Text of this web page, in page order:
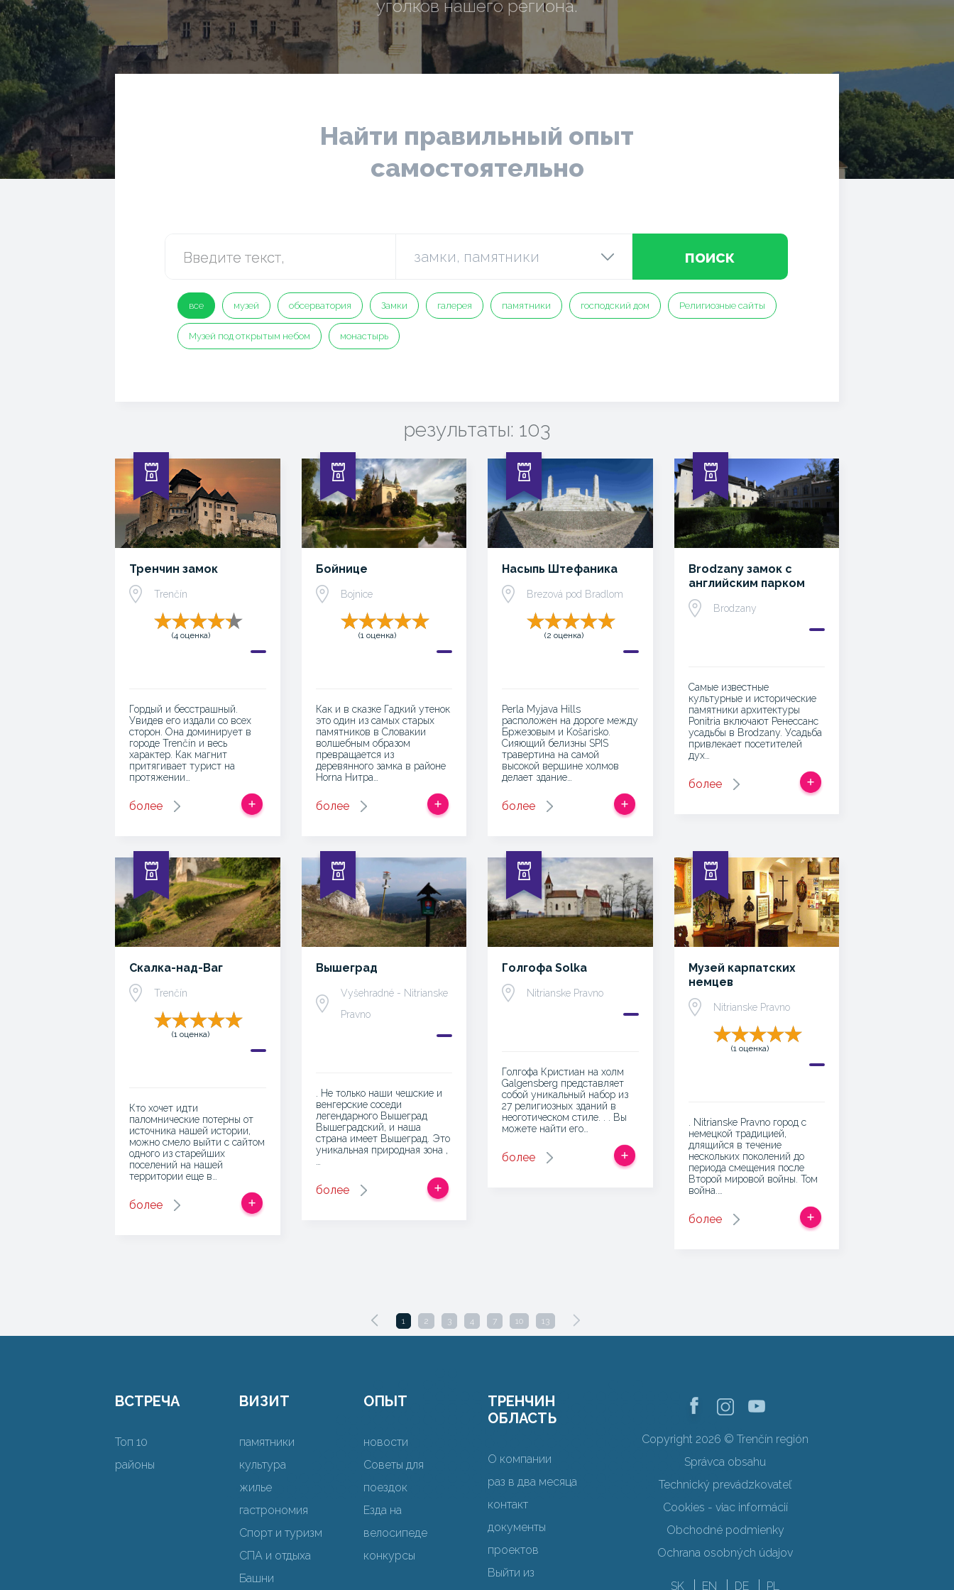
уголков нашего региона.
Найти правильный опыт
самостоятельно
поиск
все музей обсерватория Замки галерея памятники господский дом Религиозные сайты
Музей под открытым небом монастырь
результаты: 103
Тренчин замок
Trenčín
(4 оценка)
Гордый и бесстрашный.
Увидев его издали со всех
сторон. Она доминирует в
городе Trenčín и весь
характер. Как магнит
притягивает турист на
протяжении…
более
Бойнице
Bojnice
(1 оценка)
Как и в сказке Гадкий утенок
это один из самых старых
памятников в Словакии
волшебным образом
превращается из
деревянного замка в районе
Horna Нитра…
более
Насыпь Штефаника
Brezová pod Bradlom
(2 оценка)
Perla Myjava Hills
расположен на дороге между
Бржезовым и Košarisko.
Сияющий белизны SPIS
травертина на самой
высокой вершине холмов
делает здание…
более
Brodzany замок с
английским парком
Brodzany
Самые известные
культурные и исторические
памятники архитектуры
Ponitria включают Ренессанс
усадьбы в Brodzany. Усадьба
привлекает посетителей
дух…
более
Скалка-над-Ваг
Trenčín
(1 оценка)
Кто хочет идти
паломнические потерны от
источника нашей истории,
можно смело выйти с сайтом
одного из старейших
поселений на нашей
территории еще в…
более
Вышеград
Vyšehradné - Nitrianske
Pravno
. Не только наши чешские и
венгерские соседи
легендарного Вышеград
Вышеградский, и наша
страна имеет Вышеград. Это
уникальная природная зона ,
более
Голгофа Solka
Nitrianske Pravno
Голгофа Кристиан на холм
Galgensberg представляет
собой уникальный набор из
27 религиозных зданий в
неоготическом стиле. . . Вы
можете найти его…
более
Музей карпатских
немцев
Nitrianske Pravno
(1 оценка)
. Nitrianske Pravno город с
немецкой традицией,
длящийся в течение
нескольких поколений до
периода смещения после
Второй мировой войны. Том
война.…
более
1 2 3 4 7 10 13
ВСТРЕЧА
Топ 10
районы
ВИЗИТ
памятники
культура
жилье
гастрономия
Спорт и туризм
СПА и отдыха
Башни
ОПЫТ
новости
Советы для
поездок
Езда на
велосипеде
конкурсы
ТРЕНЧИН
ОБЛАСТЬ
О компании
раз в два месяца
контакт
документы
проектов
Выйти из
Copyright 2026 © Trenčín región
Správca obsahu
Technický prevádzkovateľ
Cookies - viac informácií
Obchodné podmienky
Ochrana osobných údajov
SK EN DE PL